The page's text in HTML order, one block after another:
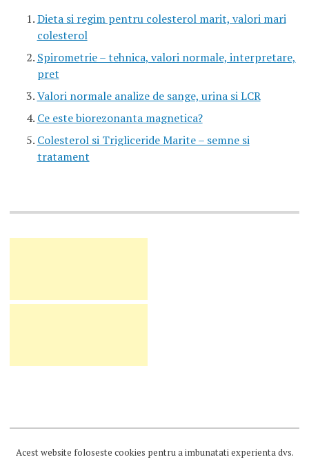
Dieta si regim pentru colesterol marit, valori mari
colesterol
Spirometrie – tehnica, valori normale, interpretare,
pret
Valori normale analize de sange, urina si LCR
Ce este biorezonanta magnetica?
Colesterol si Trigliceride Marite – semne si
tratament
Acest website foloseste cookies pentru a imbunatati experienta dvs.